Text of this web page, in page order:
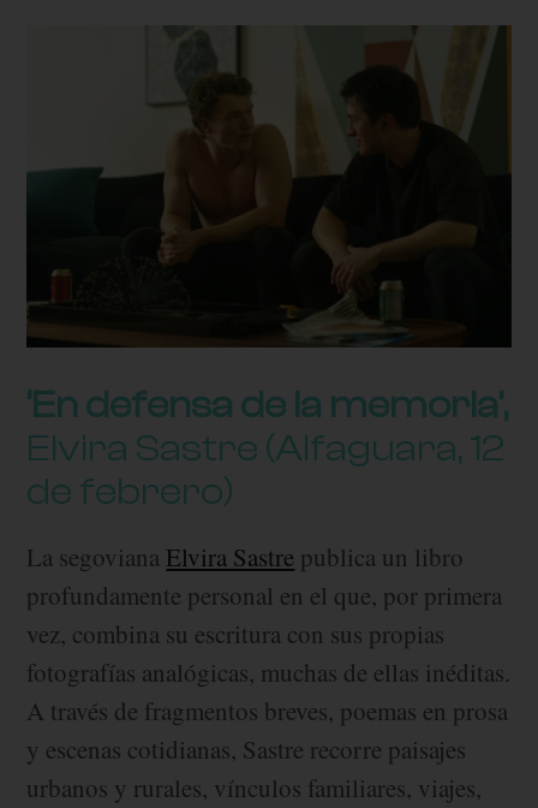
‘En defensa de la memoria’,
Elvira Sastre (Alfaguara, 12
de febrero)
La segoviana Elvira Sastre publica un libro
profundamente personal en el que, por primera
vez, combina su escritura con sus propias
fotografías analógicas, muchas de ellas inéditas.
A través de fragmentos breves, poemas en prosa
y escenas cotidianas, Sastre recorre paisajes
urbanos y rurales, vínculos familiares, viajes,